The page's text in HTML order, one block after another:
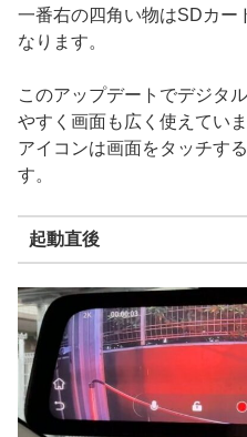
一番右の四角い物はSDカー
なります。
このアップデートでデジタ
やすく画面も広く使えていま
アイコンは画面をタッチす
す。
起動直後